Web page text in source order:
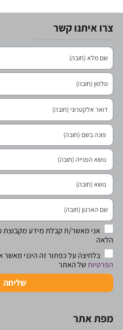
צרו איתנו קשר
אני מאשר/ת קבלת מידע מקבוצת
הלאה
בלחיצה על כפתור זה הינני מאשר
הפרטיותשל האתר
שליחה
מפת אתר